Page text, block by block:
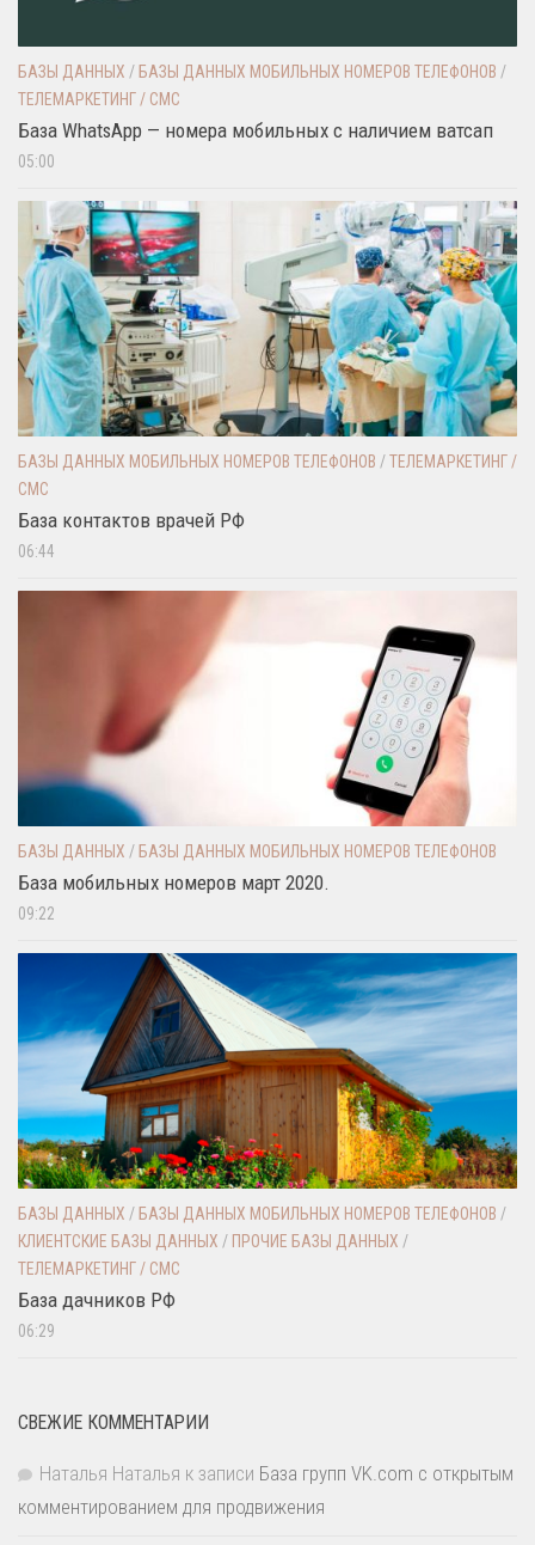
БАЗЫ ДАННЫХ / БАЗЫ ДАННЫХ МОБИЛЬНЫХ НОМЕРОВ ТЕЛЕФОНОВ /
ТЕЛЕМАРКЕТИНГ / СМС
База WhatsApp — номера мобильных с наличием ватсап
05:00
БАЗЫ ДАННЫХ МОБИЛЬНЫХ НОМЕРОВ ТЕЛЕФОНОВ /ТЕЛЕМАРКЕТИНГ /
СМС
База контактов врачей РФ
06:44
БАЗЫ ДАННЫХ / БАЗЫ ДАННЫХ МОБИЛЬНЫХ НОМЕРОВ ТЕЛЕФОНОВ
База мобильных номеров март 2020.
09:22
БАЗЫ ДАННЫХ / БАЗЫ ДАННЫХ МОБИЛЬНЫХ НОМЕРОВ ТЕЛЕФОНОВ /
КЛИЕНТСКИЕ БАЗЫ ДАННЫХ / ПРОЧИЕ БАЗЫ ДАННЫХ /
ТЕЛЕМАРКЕТИНГ / СМС
База дачников РФ
06:29
СВЕЖИЕ КОММЕНТАРИИ
Наталья Наталья к записи База групп VK.com с открытым
комментированием для продвижения